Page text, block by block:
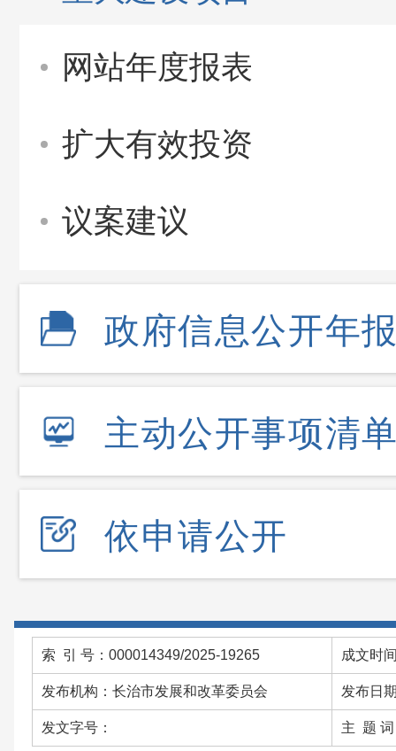
网站年度报表
扩大有效投资
议案建议
政府信息公开年
主动公开事项清
依申请公开
索 引 号：000014349/2025-19265 成文时
发布机构：长治市发展和改革委员会 发布日
发文字号： 主 题 词